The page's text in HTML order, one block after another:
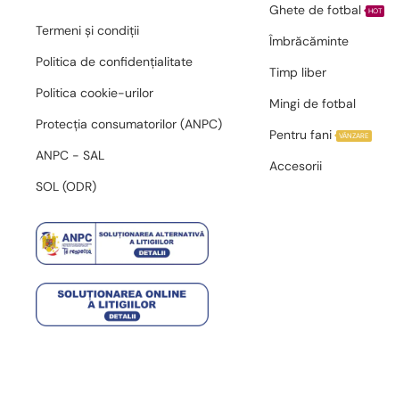
Termeni și condiții
Politica de confidențialitate
Politica cookie-urilor
Protecția consumatorilor (ANPC)
ANPC - SAL
SOL (ODR)
Ghete de fotbal HOT
Îmbrăcăminte
Timp liber
Mingi de fotbal
Pentru fani
VÂNZARE
Accesorii